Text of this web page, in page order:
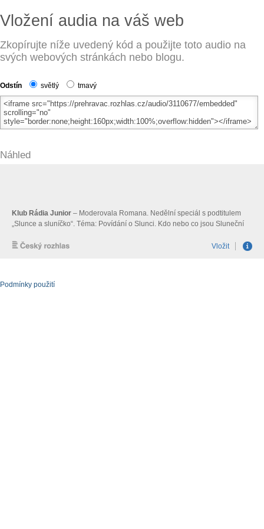
Vložení audia na váš web
Zkopírujte níže uvedený kód a použijte toto audio na
svých webových stránkách nebo blogu.
Odstín světlý tmavý
Náhled
Podmínky použití